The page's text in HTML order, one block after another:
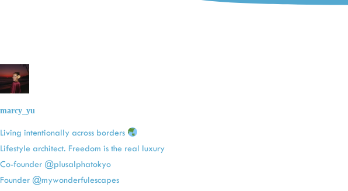
marcy_yu
Living intentionally across borders
Lifestyle architect. Freedom is the real luxury
Co-founder @plusalphatokyo
Founder @mywonderfulescapes